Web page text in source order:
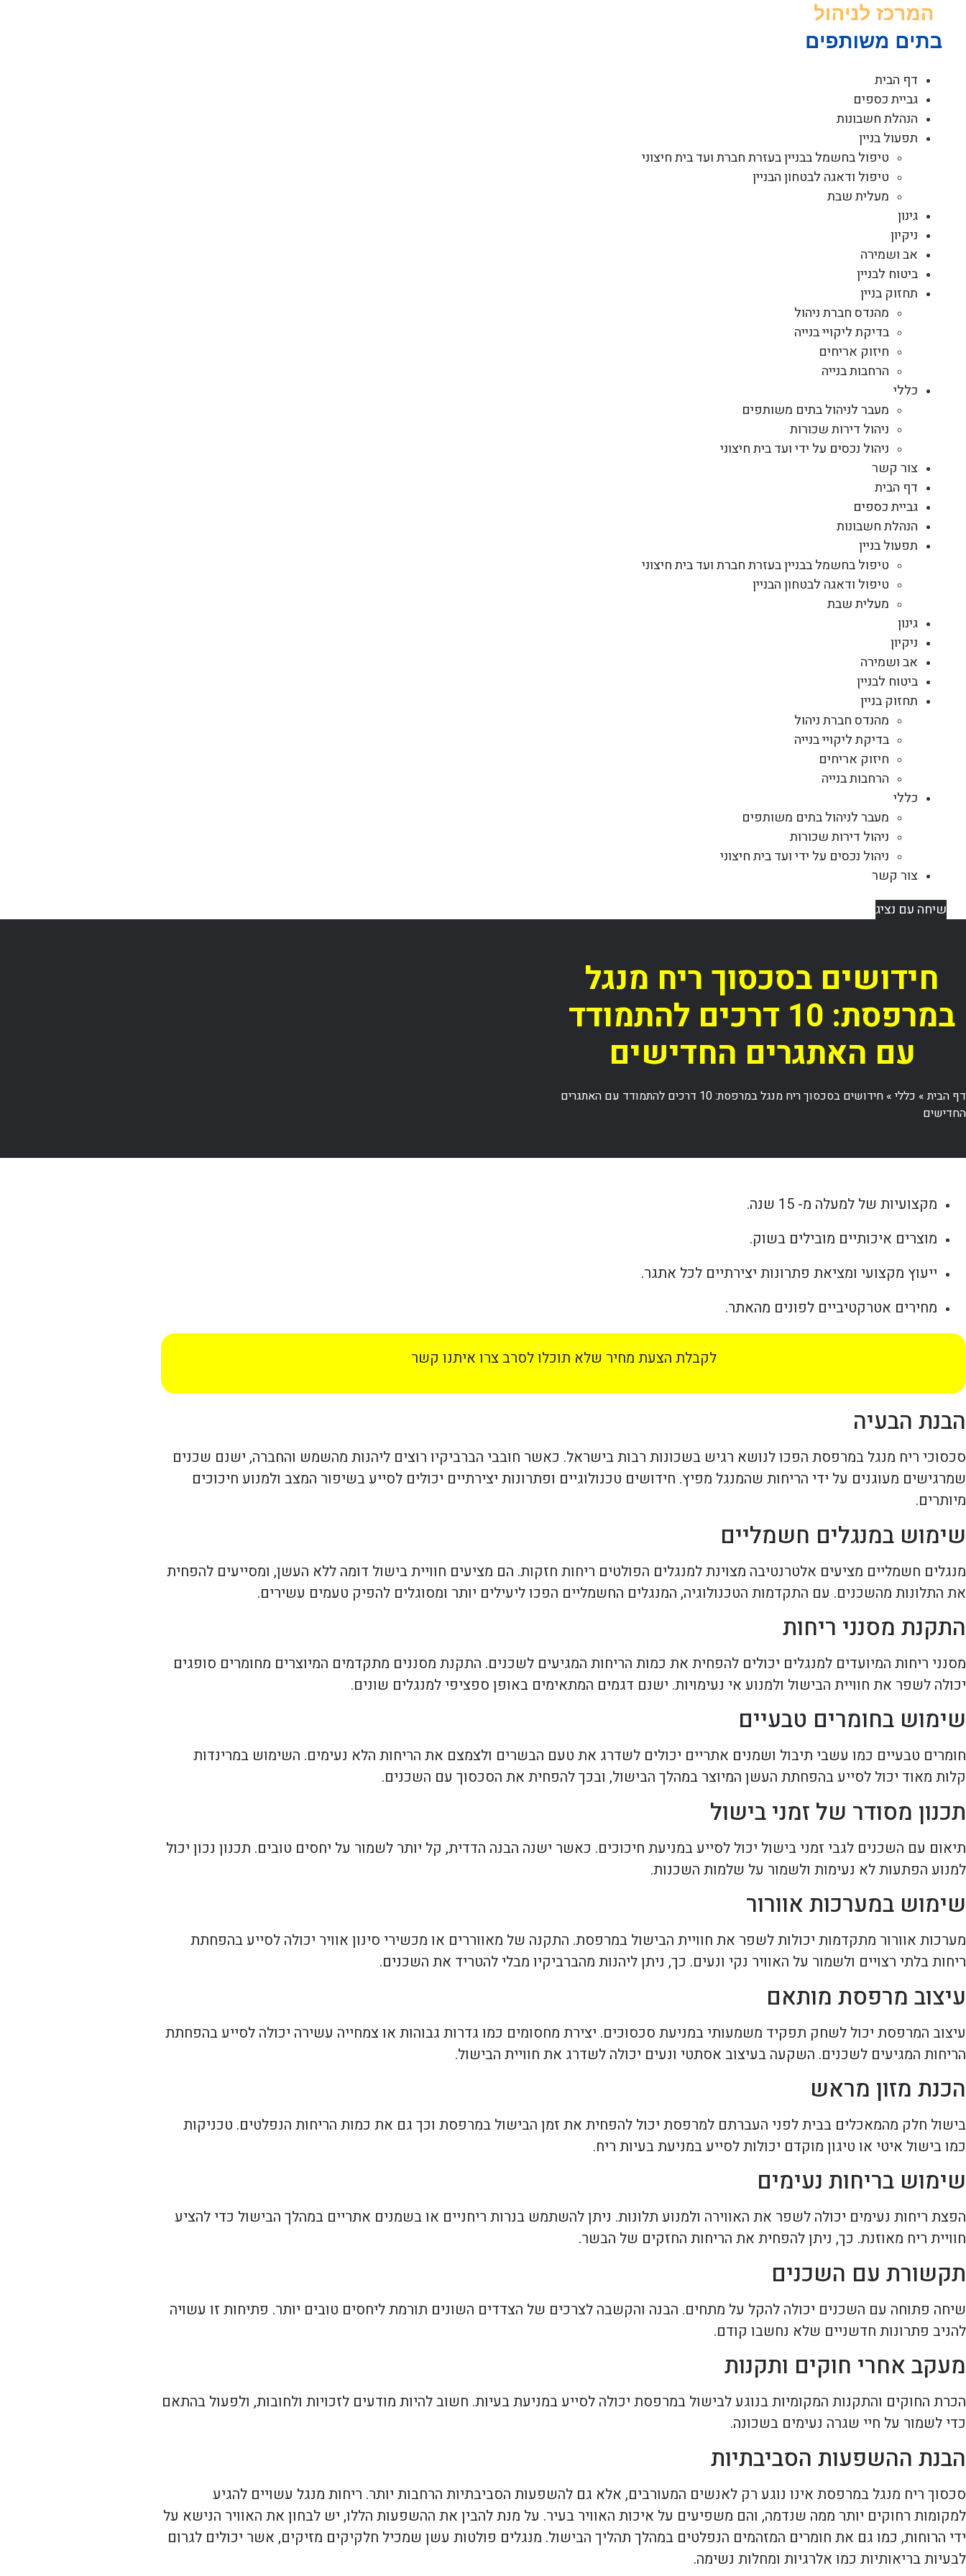
דף הבית
גביית כספים
הנהלת חשבונות
תפעול בניין
טיפול בחשמל בבניין בעזרת חברת ועד בית חיצוני
טיפול ודאגה לבטחון הבניין
מעלית שבת
גינון
ניקיון
אב ושמירה
ביטוח לבניין
תחזוק בניין
מהנדס חברת ניהול
בדיקת ליקויי בנייה
חיזוק אריחים
הרחבות בנייה
כללי
מעבר לניהול בתים משותפים
ניהול דירות שכורות
ניהול נכסים על ידי ועד בית חיצוני
צור קשר
דף הבית
גביית כספים
הנהלת חשבונות
תפעול בניין
טיפול בחשמל בבניין בעזרת חברת ועד בית חיצוני
טיפול ודאגה לבטחון הבניין
מעלית שבת
גינון
ניקיון
אב ושמירה
ביטוח לבניין
תחזוק בניין
מהנדס חברת ניהול
בדיקת ליקויי בנייה
חיזוק אריחים
הרחבות בנייה
כללי
מעבר לניהול בתים משותפים
ניהול דירות שכורות
ניהול נכסים על ידי ועד בית חיצוני
צור קשר
שיחה עם נציג
חידושים בסכסוך ריח מנגל
במרפסת: 10 דרכים להתמודד
עם האתגרים החדישים
דף הבית» כללי »
חידושים בסכסוך ריח מנגל במרפסת: 10 דרכים להתמודד עם האתגרים
החדישים
מקצועיות של למעלה מ- 15 שנה.
מוצרים איכותיים מובילים בשוק.
ייעוץ מקצועי ומציאת פתרונות יצירתיים לכל אתגר.
מחירים אטרקטיביים לפונים מהאתר.
לקבלת הצעת מחיר שלא תוכלו לסרב צרו איתנו קשר
הבנת הבעיה
סכסוכי ריח מנגל במרפסת הפכו לנושא רגיש בשכונות רבות בישראל. כאשר חובבי הברביקיו רוצים ליהנות מהשמש והחברה, ישנם שכנים
שמרגישים מעוגנים על ידי הריחות שהמנגל מפיץ. חידושים טכנולוגיים ופתרונות יצירתיים יכולים לסייע בשיפור המצב ולמנוע חיכוכים
מיותרים.
שימוש במנגלים חשמליים
מנגלים חשמליים מציעים אלטרנטיבה מצוינת למנגלים הפולטים ריחות חזקות. הם מציעים חוויית בישול דומה ללא העשן, ומסייעים להפחית
את התלונות מהשכנים. עם התקדמות הטכנולוגיה, המנגלים החשמליים הפכו ליעילים יותר ומסוגלים להפיק טעמים עשירים.
התקנת מסנני ריחות
מסנני ריחות המיועדים למנגלים יכולים להפחית את כמות הריחות המגיעים לשכנים. התקנת מסננים מתקדמים המיוצרים מחומרים סופגים
יכולה לשפר את חוויית הבישול ולמנוע אי נעימויות. ישנם דגמים המתאימים באופן ספציפי למנגלים שונים.
שימוש בחומרים טבעיים
חומרים טבעיים כמו עשבי תיבול ושמנים אתריים יכולים לשדרג את טעם הבשרים ולצמצם את הריחות הלא נעימים. השימוש במרינדות
קלות מאוד יכול לסייע בהפחתת העשן המיוצר במהלך הבישול, ובכך להפחית את הסכסוך עם השכנים.
תכנון מסודר של זמני בישול
תיאום עם השכנים לגבי זמני בישול יכול לסייע במניעת חיכוכים. כאשר ישנה הבנה הדדית, קל יותר לשמור על יחסים טובים. תכנון נכון יכול
למנוע הפתעות לא נעימות ולשמור על שלמות השכנות.
שימוש במערכות אוורור
מערכות אוורור מתקדמות יכולות לשפר את חוויית הבישול במרפסת. התקנה של מאווררים או מכשירי סינון אוויר יכולה לסייע בהפחתת
ריחות בלתי רצויים ולשמור על האוויר נקי ונעים. כך, ניתן ליהנות מהברביקיו מבלי להטריד את השכנים.
עיצוב מרפסת מותאם
עיצוב המרפסת יכול לשחק תפקיד משמעותי במניעת סכסוכים. יצירת מחסומים כמו גדרות גבוהות או צמחייה עשירה יכולה לסייע בהפחתת
הריחות המגיעים לשכנים. השקעה בעיצוב אסתטי ונעים יכולה לשדרג את חוויית הבישול.
הכנת מזון מראש
בישול חלק מהמאכלים בבית לפני העברתם למרפסת יכול להפחית את זמן הבישול במרפסת וכך גם את כמות הריחות הנפלטים. טכניקות
כמו בישול איטי או טיגון מוקדם יכולות לסייע במניעת בעיות ריח.
שימוש בריחות נעימים
הפצת ריחות נעימים יכולה לשפר את האווירה ולמנוע תלונות. ניתן להשתמש בנרות ריחניים או בשמנים אתריים במהלך הבישול כדי להציע
חוויית ריח מאוזנת. כך, ניתן להפחית את הריחות החזקים של הבשר.
תקשורת עם השכנים
שיחה פתוחה עם השכנים יכולה להקל על מתחים. הבנה והקשבה לצרכים של הצדדים השונים תורמת ליחסים טובים יותר. פתיחות זו עשויה
להניב פתרונות חדשניים שלא נחשבו קודם.
מעקב אחרי חוקים ותקנות
הכרת החוקים והתקנות המקומיות בנוגע לבישול במרפסת יכולה לסייע במניעת בעיות. חשוב להיות מודעים לזכויות ולחובות, ולפעול בהתאם
כדי לשמור על חיי שגרה נעימים בשכונה.
הבנת ההשפעות הסביבתיות
סכסוך ריח מנגל במרפסת אינו נוגע רק לאנשים המעורבים, אלא גם להשפעות הסביבתיות הרחבות יותר. ריחות מנגל עשויים להגיע
למקומות רחוקים יותר ממה שנדמה, והם משפיעים על איכות האוויר בעיר. על מנת להבין את ההשפעות הללו, יש לבחון את האוויר הנישא על
ידי הרוחות, כמו גם את חומרים המזהמים הנפלטים במהלך תהליך הבישול. מנגלים פולטות עשן שמכיל חלקיקים מזיקים, אשר יכולים לגרום
לבעיות בריאותיות כמו אלרגיות ומחלות נשימה.